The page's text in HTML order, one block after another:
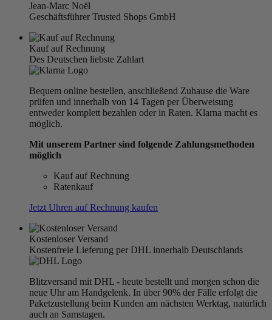
Jean-Marc Noël
Geschäftsführer Trusted Shops GmbH
Kauf auf Rechnung
Des Deutschen liebste Zahlart
Bequem online bestellen, anschließend Zuhause die Ware
prüfen und innerhalb von 14 Tagen per Überweisung
entweder komplett bezahlen oder in Raten. Klarna macht es
möglich.
Mit unserem Partner sind folgende Zahlungsmethoden
möglich
Kauf auf Rechnung
Ratenkauf
Jetzt Uhren auf Rechnung kaufen
Kostenloser Versand
Kostenfreie Lieferung per DHL innerhalb Deutschlands
Blitzversand mit DHL - heute bestellt und morgen schon die
neue Uhr am Handgelenk. In über 90% der Fälle erfolgt die
Paketzustellung beim Kunden am nächsten Werktag, natürlich
auch an Samstagen.